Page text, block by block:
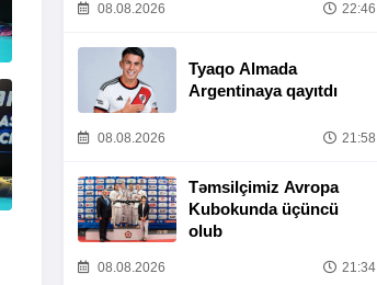
08.08.2026 22:46
Tyaqo Almada
Argentinaya qayıtdı
08.08.2026 21:58
Təmsilçimiz Avropa
Kubokunda üçüncü
olub
08.08.2026 21:34